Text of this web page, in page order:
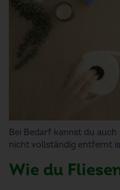
Bei Bedarf kannst du
nicht vollständig entfernt
Wie du